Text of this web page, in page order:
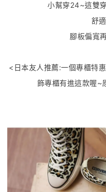
小幫穿24~這雙
舒
腳板偏寬
<日本友人推薦:一個專櫃特
飾專櫃有進這款喔~